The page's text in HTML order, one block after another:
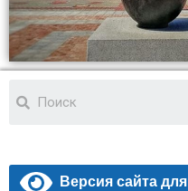
Версия сайта для